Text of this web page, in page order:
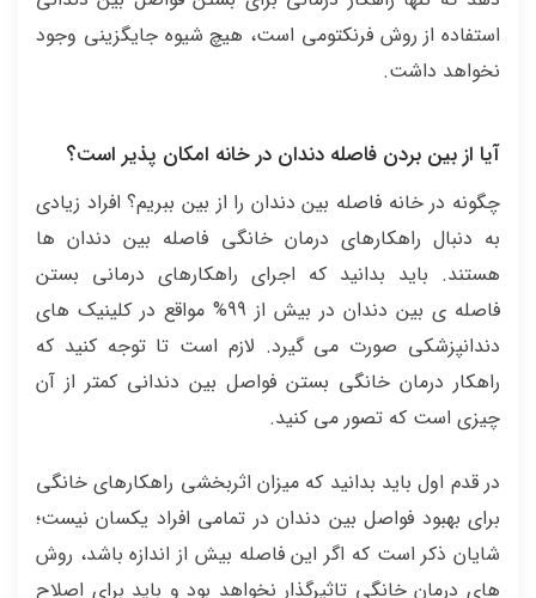
استفاده از روش فرنکتومی است، هیچ شیوه جایگزینی وجود
نخواهد داشت.
آیا از بین بردن فاصله دندان در خانه امکان پذیر است؟
چگونه در خانه فاصله بین دندان را از بین ببریم؟ افراد زیادی
به دنبال راهکارهای درمان خانگی فاصله بین دندان ها
هستند. باید بدانید که اجرای راهکارهای درمانی بستن
فاصله ی بین دندان در بیش از 99% مواقع در کلینیک های
دندانپزشکی صورت می گیرد. لازم است تا توجه کنید که
راهکار درمان خانگی بستن فواصل بین دندانی کمتر از آن
چیزی است که تصور می کنید.
در قدم اول باید بدانید که میزان اثربخشی راهکارهای خانگی
برای بهبود فواصل بین دندان در تمامی افراد یکسان نیست؛
شایان ذکر است که اگر این فاصله بیش از اندازه باشد، روش
های درمان خانگی تاثیرگذار نخواهد بود و باید برای اصلاح